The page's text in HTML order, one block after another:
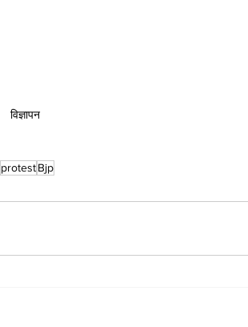
विज्ञापन
protestBjp